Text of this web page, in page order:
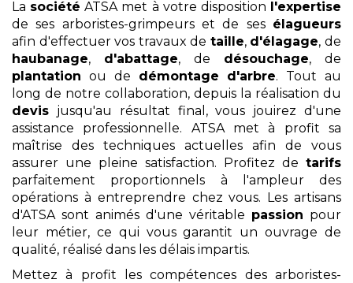
La société ATSA met à votre disposition l'expertise
de ses arboristes-grimpeurs et de ses élagueurs
afin d'effectuer vos travaux de taille, d'élagage, de
haubanage, d'abattage, de désouchage, de
plantation ou de démontage d'arbre. Tout au
long de notre collaboration, depuis la réalisation du
devis jusqu'au résultat final, vous jouirez d'une
assistance professionnelle. ATSA met à profit sa
maîtrise des techniques actuelles afin de vous
assurer une pleine satisfaction. Profitez de tarifs
parfaitement proportionnels à l'ampleur des
opérations à entreprendre chez vous. Les artisans
d'ATSA sont animés d'une véritable passion pour
leur métier, ce qui vous garantit un ouvrage de
qualité, réalisé dans les délais impartis.
Mettez à profit les compétences des arboristes-